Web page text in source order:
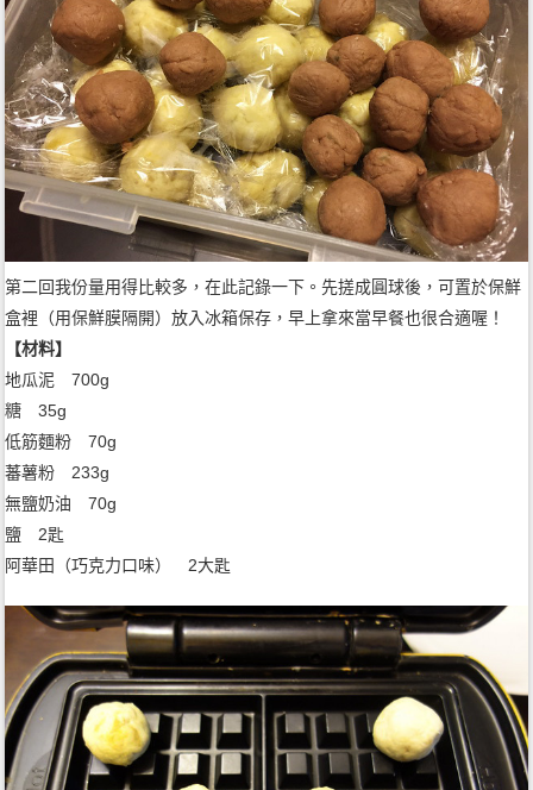
第二回我份量用得比較多，在此記錄一下。先搓成圓球後，可置於保鮮
盒裡（用保鮮膜隔開）放入冰箱保存，早上拿來當早餐也很合適喔！
【材料】
地瓜泥 700g
糖 35g
低筋麵粉 70g
蕃薯粉 233g
無鹽奶油 70g
鹽 2匙
阿華田（巧克力口味） 2大匙